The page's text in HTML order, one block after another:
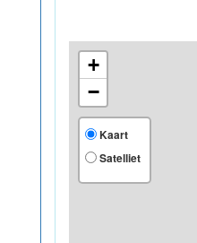
+
−
Kaart
Satelliet